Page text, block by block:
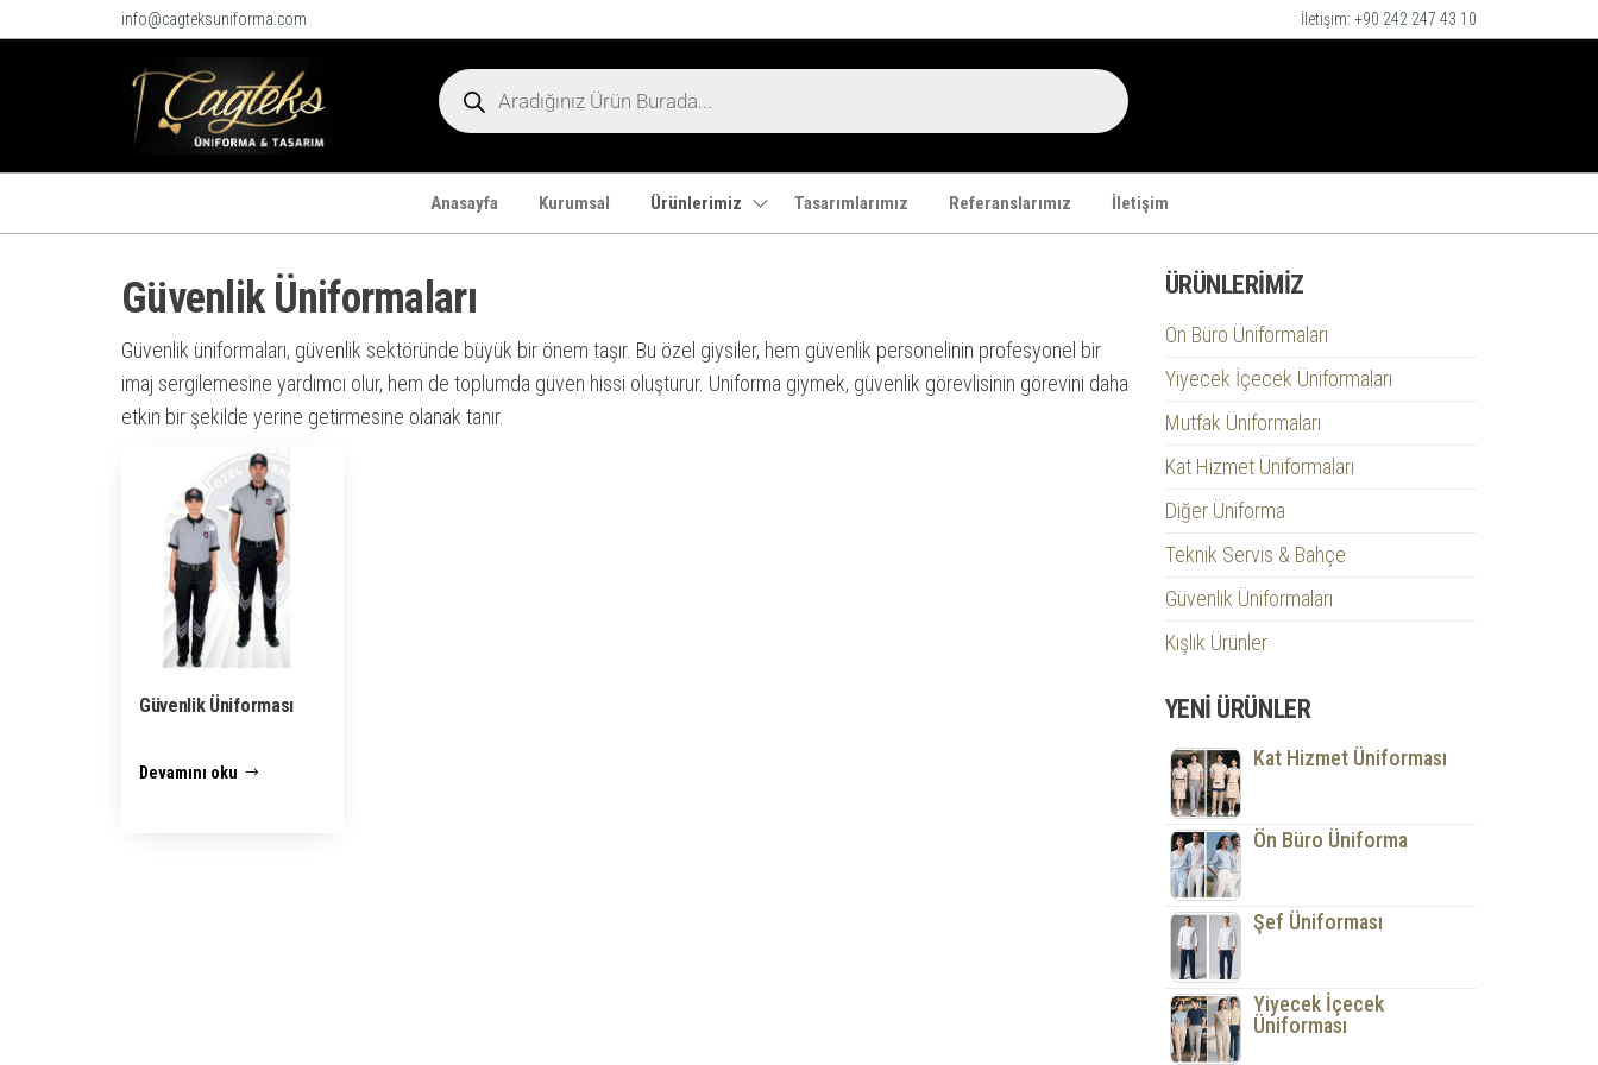
info@cagteksuniforma.com İletişim: +90 242 247 43 10
Anasayfa Kurumsal Ürünlerimiz Tasarımlarımız Referanslarımız İletişim
Güvenlik Üniformaları
Güvenlik üniformaları, güvenlik sektöründe büyük bir önem taşır. Bu özel giysiler, hem güvenlik personelinin profesyonel bir
imaj sergilemesine yardımcı olur, hem de toplumda güven hissi oluşturur. Uniforma giymek, güvenlik görevlisinin görevini daha
etkin bir şekilde yerine getirmesine olanak tanır.
Güvenlik Üniforması
Devamını oku
ÜRÜNLERIMIZ
Ön Büro Üniformaları
Yiyecek İçecek Üniformaları
Mutfak Üniformaları
Kat Hizmet Üniformaları
Diğer Üniforma
Teknik Servis & Bahçe
Güvenlik Üniformaları
Kışlık Ürünler
YENI ÜRÜNLER
Kat Hizmet Üniforması
Ön Büro Üniforma
Şef Üniforması
Yiyecek İçecek
Üniforması